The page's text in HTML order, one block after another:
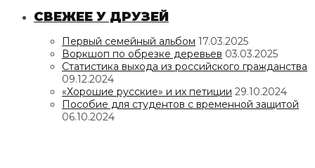
СВЕЖЕЕ У ДРУЗЕЙ
Первый семейный альбом 17.03.2025
Воркшоп по обрезке деревьев 03.03.2025
Статистика выхода из российского гражданства
09.12.2024
«Хорошие русские» и их петиции 29.10.2024
Пособие для студентов с временной защитой
06.10.2024